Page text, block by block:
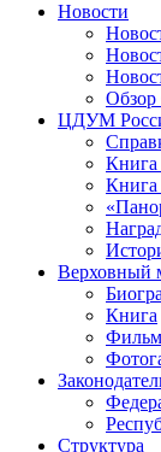
Новости
ЦДУМ
Книга
Книга
Верховный
Книга
Фильм
Структура